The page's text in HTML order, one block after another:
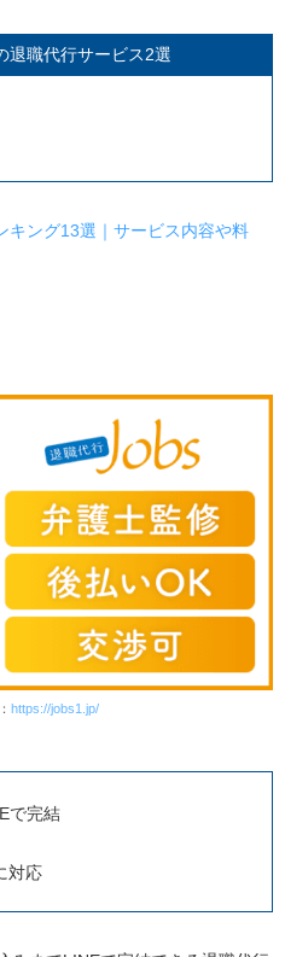
退職代行サービス2選
キング13選｜サービス内容や料
https://jobs1.jp/
で完結
対応